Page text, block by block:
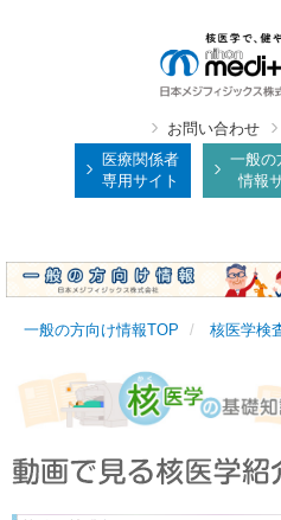
移
動
お問い合わせ
医療関係者
専用サイト
一般の
情報
一般の方向け情報TOP 核医学検